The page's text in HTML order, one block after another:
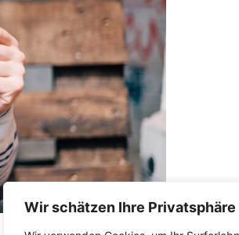
Wir schätzen Ihre Privatsphäre